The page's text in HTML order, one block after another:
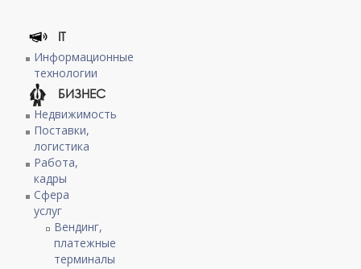
IT
Информационные
технологии
БИЗНЕС
Недвижимость
Поставки,
логистика
Работа,
кадры
Сфера
услуг
Вендинг,
платежные
терминалы